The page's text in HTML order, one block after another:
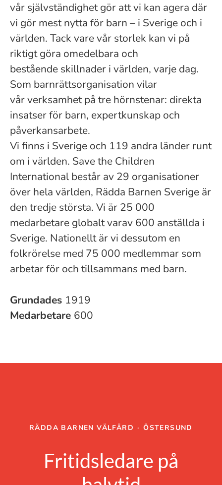
vår självständighet gör att vi kan agera där
vi gör mest nytta för barn – i Sverige och i
världen. Tack vare vår storlek kan vi på
riktigt göra omedelbara och
bestående skillnader i världen, varje dag.
Som barnrättsorganisation vilar
vår verksamhet på tre hörnstenar: direkta
insatser för barn, expertkunskap och
påverkansarbete.
Vi finns i Sverige och 119 andra länder runt
om i världen. Save the Children
International består av 29 organisationer
över hela världen, Rädda Barnen Sverige är
den tredje största. Vi är 25 000
medarbetare globalt varav 600 anställda i
Sverige. Nationellt är vi dessutom en
folkrörelse med 75 000 medlemmar som
arbetar för och tillsammans med barn.
Grundades 1919
Medarbetare 600
RÄDDA BARNEN VÄLFÄRD · ÖSTERSUND
Fritidsledare på